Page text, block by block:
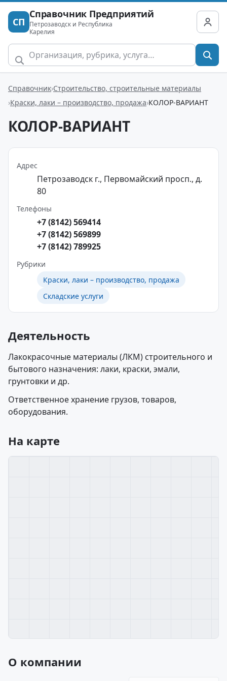
СП
Справочник Предприятий
Петрозаводск и Республика
Карелия
Справочник Строительство, строительные материалы
Краски, лаки – производство, продажа КОЛОР-ВАРИАНТ
КОЛОР-ВАРИАНТ
Адрес
Петрозаводск г., Первомайский просп., д.
80
Телефоны
+7 (8142) 569414
+7 (8142) 569899
+7 (8142) 789925
Рубрики
Краски, лаки – производство, продажа
Складские услуги
Деятельность
Лакокрасочные материалы (ЛКМ) строительного и
бытового назначения: лаки, краски, эмали,
грунтовки и др.
Ответственное хранение грузов, товаров,
оборудования.
На карте
О компании